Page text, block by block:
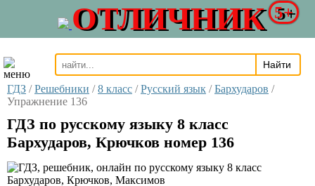
ОТЛИЧНИК 5+
ГДЗ / Решебники / 8 класс / Русский язык / Бархударов /
Упражнение 136
ГДЗ по русскому языку 8 класс
Бархударов, Крючков номер 136